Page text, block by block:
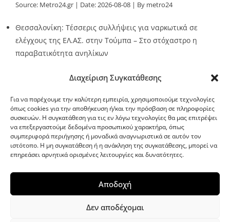
Διαχείριση Συγκατάθεσης
Για να παρέχουμε την καλύτερη εμπειρία, χρησιμοποιούμε τεχνολογίες
όπως cookies για την αποθήκευση ή/και την πρόσβαση σε πληροφορίες
συσκευών. Η συγκατάθεση για τις εν λόγω τεχνολογίες θα μας επιτρέψει
να επεξεργαστούμε δεδομένα προσωπικού χαρακτήρα, όπως
συμπεριφορά περιήγησης ή μοναδικά αναγνωριστικά σε αυτόν τον
ιστότοπο. Η μη συγκατάθεση ή η ανάκληση της συγκατάθεσης, μπορεί να
επηρεάσει αρνητικά ορισμένες λειτουργίες και δυνατότητες.
Αποδοχή
Δεν αποδέχομαι
Source: Metro24.gr Date: 2026-08-08 By metro24
Θεσσαλονίκη: Τέσσερις συλλήψεις για ναρκωτικά σε
ελέγχους της ΕΛ.ΑΣ. στην Τούμπα – Στο στόχαστρο η
παραβατικότητα ανηλίκων
G-point.gr